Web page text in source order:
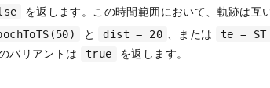
を返します。この時間範囲において、軌跡は互
と dist = 20 、または te =
バリアントは true を返します。